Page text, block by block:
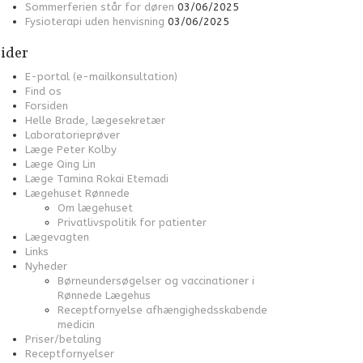
Sommerferien står for døren 03/06/2025
Fysioterapi uden henvisning 03/06/2025
E-portal (e-mailkonsultation)
Find os
Forsiden
Helle Brade, lægesekretær
Laboratorieprøver
Læge Peter Kolby
Læge Qing Lin
Læge Tamina Rokai Etemadi
Lægehuset Rønnede
Om lægehuset
Privatlivspolitik for patienter
Lægevagten
Links
Nyheder
Børneundersøgelser og vaccinationer i
Rønnede Lægehus
Receptfornyelse afhængighedsskabende
medicin
Priser/betaling
Receptfornyelser